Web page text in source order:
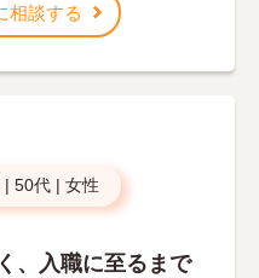
相談する
| 50代 | 女性
、入職に至るまで